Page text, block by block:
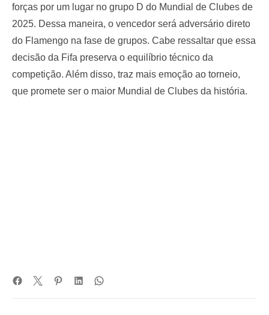
forças por um lugar no grupo D do Mundial de Clubes de
2025. Dessa maneira, o vencedor será adversário direto
do Flamengo na fase de grupos. Cabe ressaltar que essa
decisão da Fifa preserva o equilíbrio técnico da
competição. Além disso, traz mais emoção ao torneio,
que promete ser o maior Mundial de Clubes da história.